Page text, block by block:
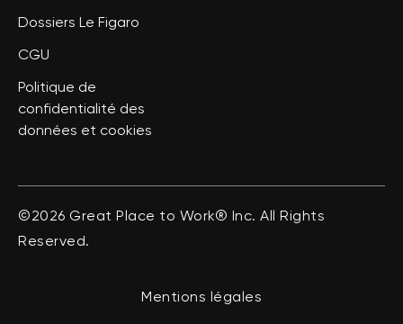
Dossiers Le Figaro
CGU
Politique de
confidentialité des
données et cookies
©2026 Great Place to Work® Inc. All Rights
Reserved.
Mentions légales